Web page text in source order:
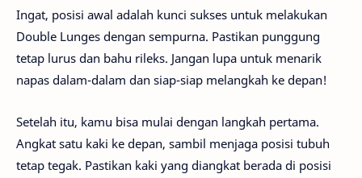
Ingat, posisi awal adalah kunci sukses untuk melakukan
Double Lunges dengan sempurna. Pastikan punggung
tetap lurus dan bahu rileks. Jangan lupa untuk menarik
napas dalam-dalam dan siap-siap melangkah ke depan!
Setelah itu, kamu bisa mulai dengan langkah pertama.
Angkat satu kaki ke depan, sambil menjaga posisi tubuh
tetap tegak. Pastikan kaki yang diangkat berada di posisi